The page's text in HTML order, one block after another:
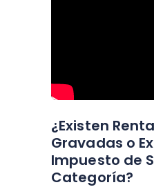
¿Existen
Gravadas o
Impuesto de
Categoría?